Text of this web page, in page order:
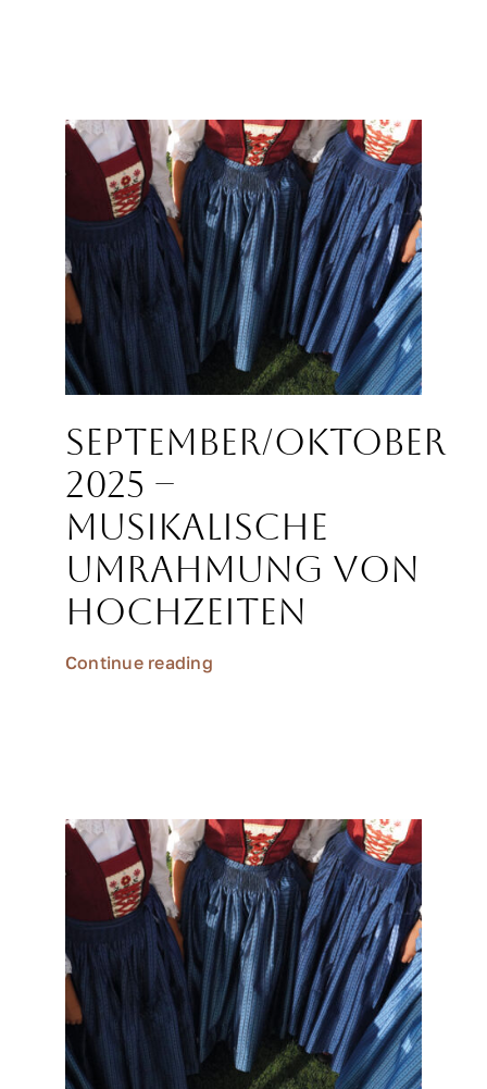
September/Oktober
2025 –
Musikalische
Umrahmung von
Hochzeiten
Continue reading